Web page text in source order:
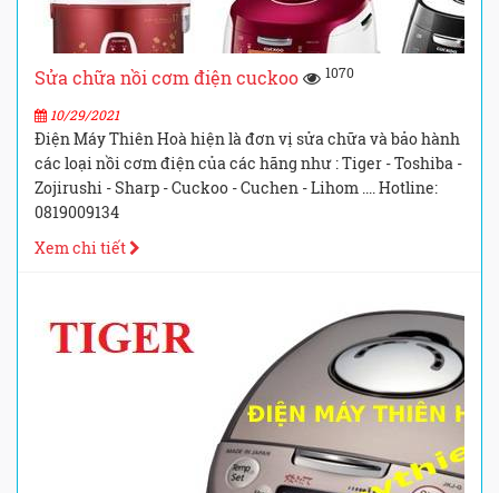
Sửa chữa nồi cơm điện cuckoo 1070
10/29/2021
Điện Máy Thiên Hoà hiện là đơn vị sửa chữa và bảo hành
các loại nồi cơm điện của các hãng như : Tiger - Toshiba -
Zojirushi - Sharp - Cuckoo - Cuchen - Lihom .... Hotline:
0819009134
Xem chi tiết